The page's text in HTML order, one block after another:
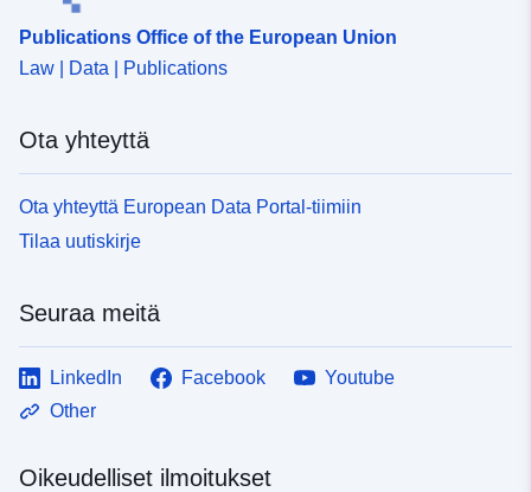
Publications Office of the European Union
Law | Data | Publications
Ota yhteyttä
Ota yhteyttä European Data Portal-tiimiin
Tilaa uutiskirje
Seuraa meitä
LinkedIn Facebook
Youtube
Other
Oikeudelliset ilmoitukset